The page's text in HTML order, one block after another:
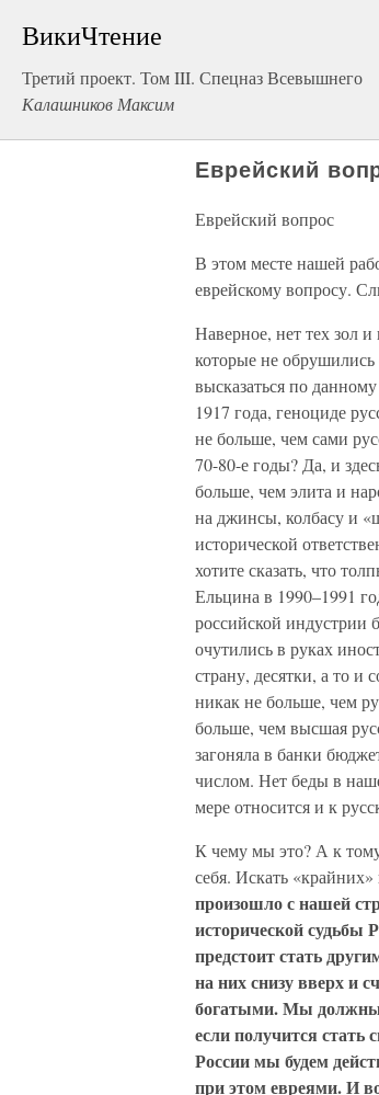
ВикиЧтение
Третий проект. Том III. Спецназ Всевышнего
Калашников Максим
Еврейский
Еврейский вопрос
В этом месте нашей
еврейскому вопросу.
Наверное, нет тех зол
которые не
высказаться по
1917 года, геноциде
не больше, чем сами
70-80-е годы? Да, и
больше, чем элита и
на джинсы, колбасу и
исторической
хотите сказать, что
Ельцина в 1990–1991
российской индустрии
очутились в руках
страну, десятки, а то
никак не больше, чем
больше, чем высшая
загоняла в банки
числом. Нет беды в
мере относится и к
К чему мы это? А к
себя. Искать
произошло с нашей
исторической судьбы
предстоит стать
на них снизу вверх и
богатыми. Мы должны
если получится стать
России мы будем
при этом евреями. И